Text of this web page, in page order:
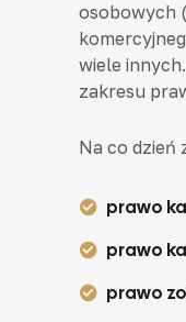
osobowych
wiele
zakresu
Na co dzień
prawo
prawo
prawo